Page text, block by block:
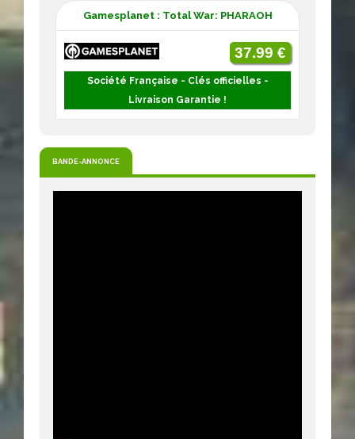
Gamesplanet : Total War: PHARAOH
37.99 €
Société Française - Clés officielles -
Livraison Garantie !
BANDE-ANNONCE